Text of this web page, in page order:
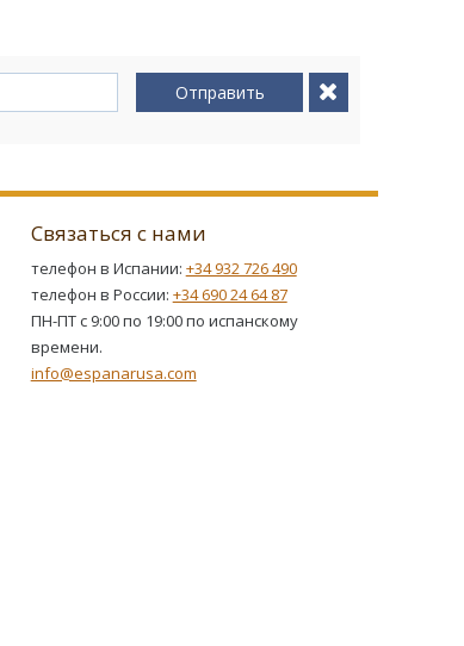
Отправить
Связаться с нами
телефон в Испании: +34 932 726 490
телефон в России: +34 690 24 64 87
ПН-ПТ с 9:00 по 19:00 по испанскому
времени.
info@espanarusa.com